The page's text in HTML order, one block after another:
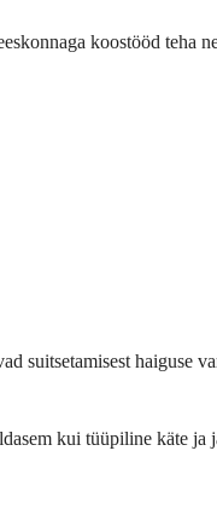
koostööd teha
haiguse
kui tüüpiline käte ja